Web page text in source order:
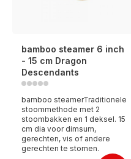
bamboo steamer 6 inch
- 15 cm Dragon
Descendants
bamboo steamerTraditionele
stoommethode met 2
stoombakken en 1 deksel. 15
cm dia voor dimsum,
gerechten, vis of andere
gerechten te stomen.